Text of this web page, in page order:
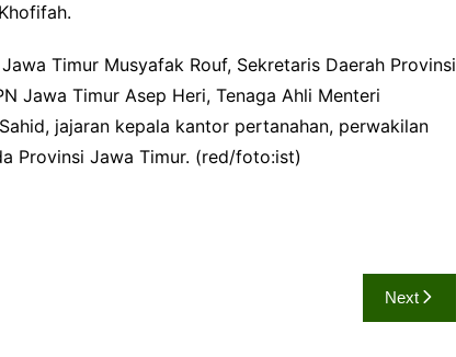
Timur Musyafak Rouf, Sekretaris Daerah Provinsi
Jawa Timur Asep Heri, Tenaga Ahli Menteri
jajaran kepala kantor pertanahan, perwakilan
Provinsi Jawa Timur. (red/foto:ist)
Next